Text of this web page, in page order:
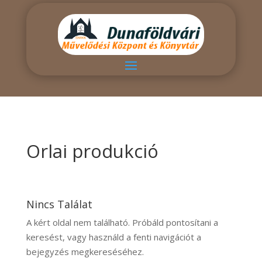
Orlai produkció
Nincs Találat
A kért oldal nem található. Próbáld pontosítani a
keresést, vagy használd a fenti navigációt a
bejegyzés megkereséséhez.